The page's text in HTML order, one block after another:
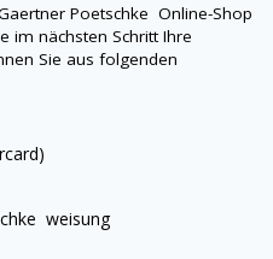
Poetschke Online-Shop
im nächsten Schritt Ihre
Sie aus folgenden
weisung